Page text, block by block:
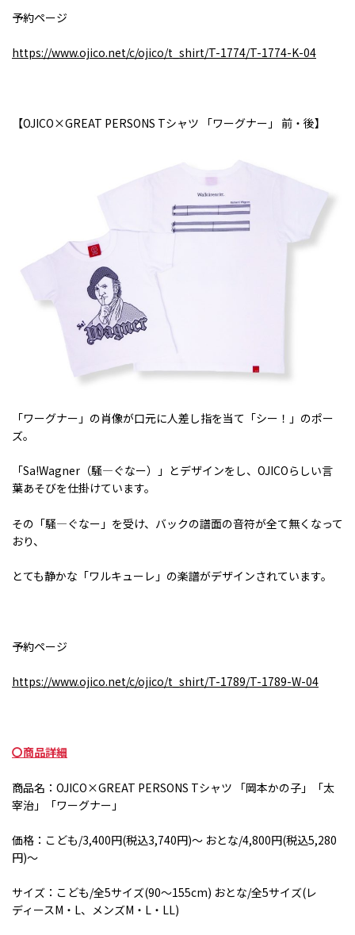
予約ページ
https://www.ojico.net/c/ojico/t_shirt/T-1774/T-1774-K-04
【OJICO×GREAT PERSONS Tシャツ 「ワーグナー」 前・後】
「ワーグナー」の肖像が口元に人差し指を当て「シー！」のポー
ズ。
「Sa!Wagner （騒―ぐなー）」とデザインをし、 OJICOらしい言
葉あそびを仕掛けています。
その「騒―ぐなー」を受け、バックの譜面の音符が全て無くなって
おり、
とても静かな「ワルキューレ」の楽譜がデザインされています。
予約ページ
https://www.ojico.net/c/ojico/t_shirt/T-1789/T-1789-W-04
〇商品詳細
商品名： OJICO×GREAT PERSONS Tシャツ 「岡本かの子」「太
宰治」「ワーグナー」
価格：こども/3,400円(税込3,740円)～ おとな/4,800円(税込5,280
円)～
サイズ：こども/全5サイズ(90～155cm) おとな/全5サイズ(レ
ディースM ・ L、メンズM ・ L ・ LL)